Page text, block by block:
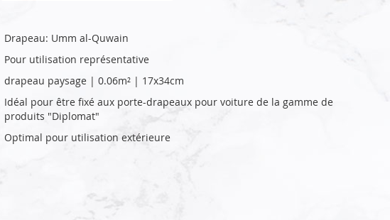
Drapeau: Umm al-Quwain
Pour utilisation représentative
drapeau paysage | 0.06m² | 17x34cm
Idéal pour être fixé aux porte-drapeaux pour voiture de la gamme de
produits "Diplomat"
Optimal pour utilisation extérieure